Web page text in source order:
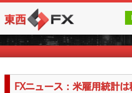
東西FX｜海外FX会社（ブロー
FXニュー
FXニュース：米雇用統計